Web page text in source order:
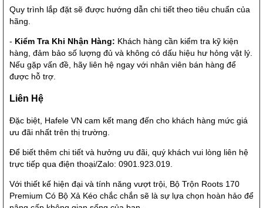
Quy trình lắp đặt sẽ được hướng dẫn chi tiết theo tiêu chuẩn của
hãng.
- Kiểm Tra Khi Nhận Hàng: Khách hàng cần kiểm tra kỹ kiện
hàng, đảm bảo số lượng đủ và không có dấu hiệu hư hỏng vật lý.
Nếu gặp vấn đề, hãy liên hệ ngay với nhân viên bán hàng để
được hỗ trợ.
Liên Hệ
Đặc biệt, Hafele VN cam kết mang đến cho khách hàng mức giá
ưu đãi nhất trên thị trường.
Để biết thêm chi tiết và hưởng ưu đãi, quý khách vui lòng liên hệ
trực tiếp qua điện thoại/Zalo: 0901.923.019.
Với thiết kế hiện đại và tính năng vượt trội, Bộ Trộn Roots 170
Premium Có Bộ Xả Kéo chắc chắn sẽ là sự lựa chọn hoàn hảo để